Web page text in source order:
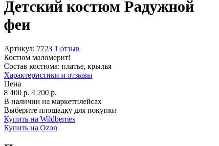
Детский костюм Радужной
феи
Артикул: 7723 1 отзыв
Костюм маломерит!
Состав костюма: платье, крылья
Характеристики и отзывы
Цена
8 400 р. 4 200 р.
В наличии на маркетплейсах
Выберите площадку для покупки
Купить на Wildberries
Купить на Ozon